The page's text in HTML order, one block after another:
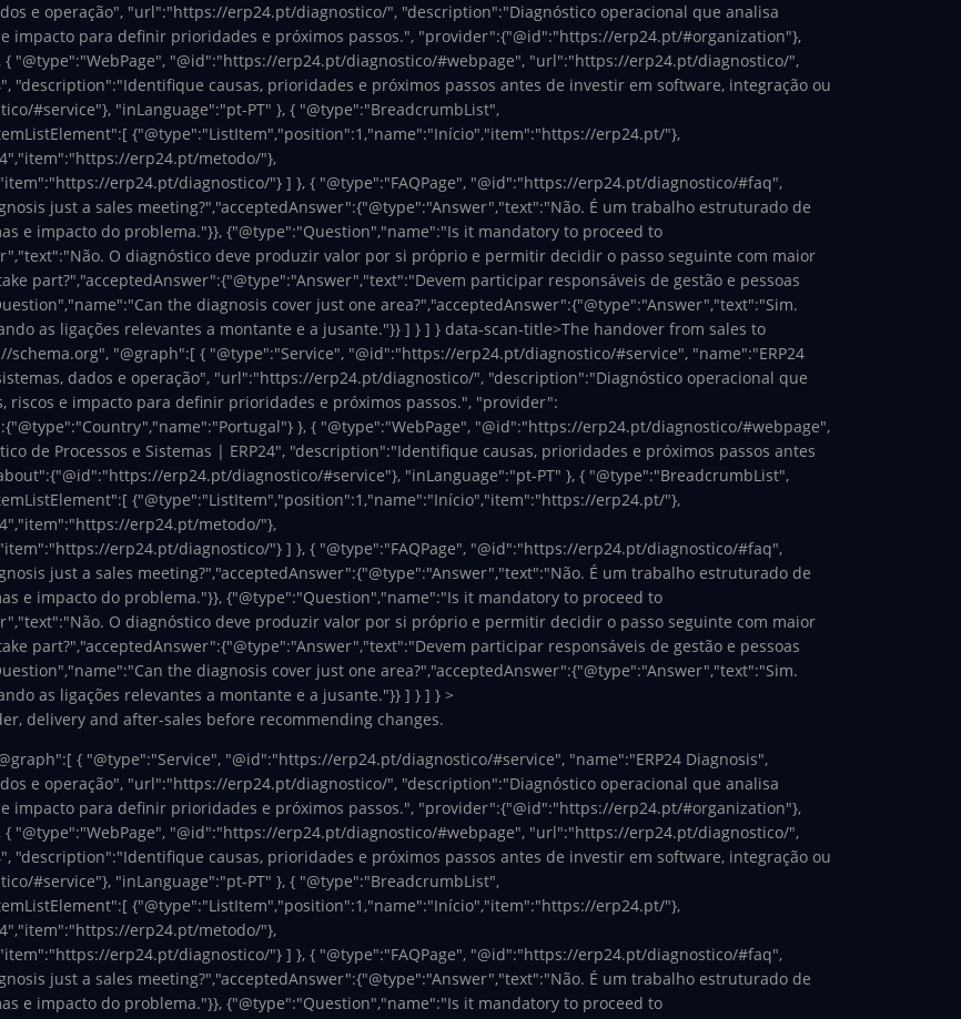
e operação", "url":"https://erp24.pt/diagnostico/", "description":"Diagnóstico operacional que analisa
impacto para definir prioridades e próximos passos.", "provider":{"@id":"https://erp24.pt/#organization"},
"@type":"WebPage", "@id":"https://erp24.pt/diagnostico/#webpage", "url":"https://erp24.pt/diagnostico/",
"description":"Identifique causas, prioridades e próximos passos antes de investir em software, integração ou
#service"}, "inLanguage":"pt-PT" }, { "@type":"BreadcrumbList",
{"@type":"ListItem","position":1,"name":"Início","item":"https://erp24.pt/"},
erp24.pt/metodo/"},
erp24.pt/diagnostico/"} ] }, { "@type":"FAQPage", "@id":"https://erp24.pt/diagnostico/#faq",
just a sales meeting?","acceptedAnswer":{"@type":"Answer","text":"Não. É um trabalho estruturado de
e impacto do problema."}}, {"@type":"Question","name":"Is it mandatory to proceed to
O diagnóstico deve produzir valor por si próprio e permitir decidir o passo seguinte com maior
part?","acceptedAnswer":{"@type":"Answer","text":"Devem participar responsáveis de gestão e pessoas
the diagnosis cover just one area?","acceptedAnswer":{"@type":"Answer","text":"Sim.
as ligações relevantes a montante e a jusante."}} ] } ] } data-scan-title>The handover from sales to
schema.org", "@graph":[ { "@type":"Service", "@id":"https://erp24.pt/diagnostico/#service", "name":"ERP24
dados e operação", "url":"https://erp24.pt/diagnostico/", "description":"Diagnóstico operacional que
riscos e impacto para definir prioridades e próximos passos.", "provider":
}, { "@type":"WebPage", "@id":"https://erp24.pt/diagnostico/#webpage",
de Processos e Sistemas | ERP24", "description":"Identifique causas, prioridades e próximos passos antes
erp24.pt/diagnostico/#service"}, "inLanguage":"pt-PT" }, { "@type":"BreadcrumbList",
{"@type":"ListItem","position":1,"name":"Início","item":"https://erp24.pt/"},
erp24.pt/metodo/"},
erp24.pt/diagnostico/"} ] }, { "@type":"FAQPage", "@id":"https://erp24.pt/diagnostico/#faq",
just a sales meeting?","acceptedAnswer":{"@type":"Answer","text":"Não. É um trabalho estruturado de
e impacto do problema."}}, {"@type":"Question","name":"Is it mandatory to proceed to
O diagnóstico deve produzir valor por si próprio e permitir decidir o passo seguinte com maior
part?","acceptedAnswer":{"@type":"Answer","text":"Devem participar responsáveis de gestão e pessoas
the diagnosis cover just one area?","acceptedAnswer":{"@type":"Answer","text":"Sim.
as ligações relevantes a montante e a jusante."}} ] } ] } >
delivery and after-sales before recommending changes.
{ "@type":"Service", "@id":"https://erp24.pt/diagnostico/#service", "name":"ERP24 Diagnosis",
e operação", "url":"https://erp24.pt/diagnostico/", "description":"Diagnóstico operacional que analisa
impacto para definir prioridades e próximos passos.", "provider":{"@id":"https://erp24.pt/#organization"},
"@type":"WebPage", "@id":"https://erp24.pt/diagnostico/#webpage", "url":"https://erp24.pt/diagnostico/",
"description":"Identifique causas, prioridades e próximos passos antes de investir em software, integração ou
#service"}, "inLanguage":"pt-PT" }, { "@type":"BreadcrumbList",
{"@type":"ListItem","position":1,"name":"Início","item":"https://erp24.pt/"},
erp24.pt/metodo/"},
erp24.pt/diagnostico/"} ] }, { "@type":"FAQPage", "@id":"https://erp24.pt/diagnostico/#faq",
just a sales meeting?","acceptedAnswer":{"@type":"Answer","text":"Não. É um trabalho estruturado de
e impacto do problema."}}, {"@type":"Question","name":"Is it mandatory to proceed to